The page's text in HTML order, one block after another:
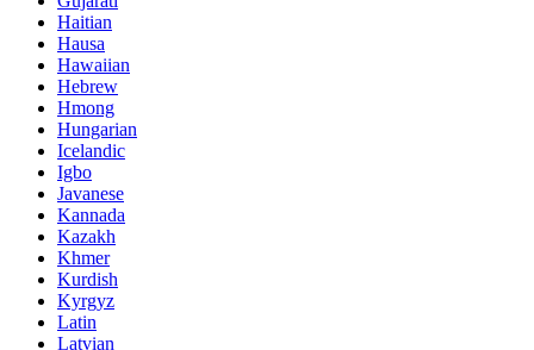
Haitian
Hausa
Hawaiian
Hebrew
Hmong
Hungarian
Icelandic
Igbo
Javanese
Kannada
Kazakh
Khmer
Kurdish
Kyrgyz
Latin
Latvian